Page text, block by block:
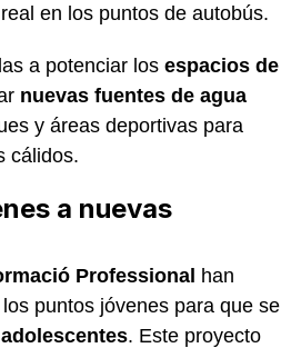
en los puntos de autobús.
a potenciar los espacios de
nuevas fuentes de agua
y áreas deportivas para
cálidos.
a nuevas
Professional han
puntos jóvenes para que se
. Este proyecto